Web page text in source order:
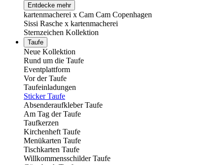
Entdecke mehr
kartenmacherei x Cam Cam Copenhagen
Sissi Rasche x kartenmacherei
Sternzeichen Kollektion
Taufe
Neue Kollektion
Rund um die Taufe
Eventplattform
Vor der Taufe
Taufeinladungen
Sticker Taufe
Absenderaufkleber Taufe
Am Tag der Taufe
Taufkerzen
Kirchenheft Taufe
Menükarten Taufe
Tischkarten Taufe
Willkommensschilder Taufe